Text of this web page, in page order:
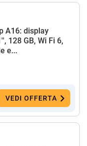
A16: display
128 GB, Wi Fi 6,
e...
VEDI OFFERTA